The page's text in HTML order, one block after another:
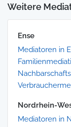
Weitere
Ense
Mediatoren in
Nordrhein-
Mediatoren in